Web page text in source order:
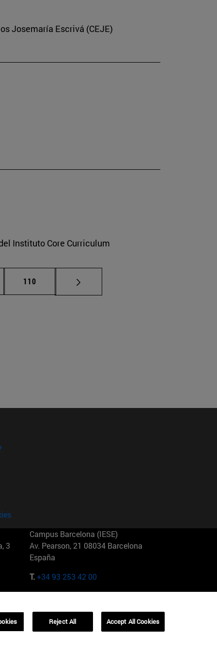
Josemaría Escrivá (CEJE)
Instituto Core Curriculum
intermedias Use TAB para desplazarse.
Página
110
3
Campus Barcelona (IESE)
Av. Pearson, 21 08034 Barcelona
España
T.+34 93 253 42 00
01321001 Bela Vista Brasil
Reject All Accept All Cookies